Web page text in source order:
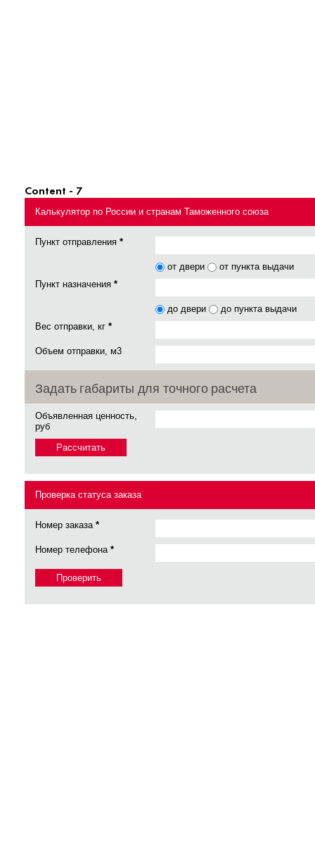
Content - 7
Калькулятор по России и странам Таможенного союза
Пункт отправления *
от двери
от пункта выдачи
Пункт назначения *
до двери
до пункта выдачи
Вес отправки, кг *
Объем отправки, м3
Задать габариты для точного расчета
Объявленная ценность,
руб
Проверка статуса заказа
Номер заказа *
Номер телефона *